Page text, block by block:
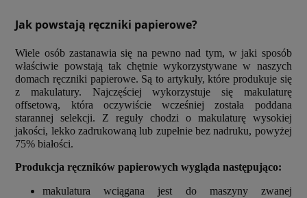
Jak powstają ręczniki papierowe?
Wiele osób zastanawia się na pewno nad tym, w jaki sposób
właściwie powstają tak chętnie wykorzystywane w naszych
domach ręczniki papierowe. Są to artykuły, które produkuje się
z makulatury. Najczęściej wykorzystuje się makulaturę
offsetową, która oczywiście wcześniej została poddana
starannej selekcji. Z reguły chodzi o makulaturę wysokiej
jakości, lekko zadrukowaną lub zupełnie bez nadruku, powyżej
75% białości.
Produkcja ręczników papierowych wygląda następująco:
makulatura wciągana jest do maszyny zwanej